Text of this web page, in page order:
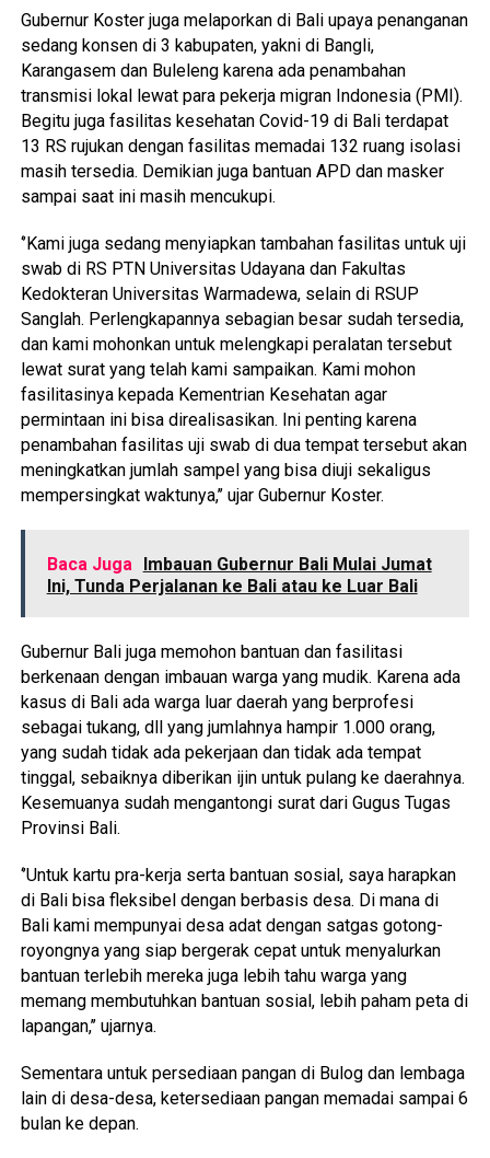
Gubernur Koster juga melaporkan di Bali upaya penanganan
sedang konsen di 3 kabupaten, yakni di Bangli,
Karangasem dan Buleleng karena ada penambahan
transmisi lokal lewat para pekerja migran Indonesia (PMI).
Begitu juga fasilitas kesehatan Covid-19 di Bali terdapat
13 RS rujukan dengan fasilitas memadai 132 ruang isolasi
masih tersedia. Demikian juga bantuan APD dan masker
sampai saat ini masih mencukupi.
‘’Kami juga sedang menyiapkan tambahan fasilitas untuk uji
swab di RS PTN Universitas Udayana dan Fakultas
Kedokteran Universitas Warmadewa, selain di RSUP
Sanglah. Perlengkapannya sebagian besar sudah tersedia,
dan kami mohonkan untuk melengkapi peralatan tersebut
lewat surat yang telah kami sampaikan. Kami mohon
fasilitasinya kepada Kementrian Kesehatan agar
permintaan ini bisa direalisasikan. Ini penting karena
penambahan fasilitas uji swab di dua tempat tersebut akan
meningkatkan jumlah sampel yang bisa diuji sekaligus
mempersingkat waktunya,’’ ujar Gubernur Koster.
Baca Juga Imbauan Gubernur Bali Mulai Jumat
Ini, Tunda Perjalanan ke Bali atau ke Luar Bali
Gubernur Bali juga memohon bantuan dan fasilitasi
berkenaan dengan imbauan warga yang mudik. Karena ada
kasus di Bali ada warga luar daerah yang berprofesi
sebagai tukang, dll yang jumlahnya hampir 1.000 orang,
yang sudah tidak ada pekerjaan dan tidak ada tempat
tinggal, sebaiknya diberikan ijin untuk pulang ke daerahnya.
Kesemuanya sudah mengantongi surat dari Gugus Tugas
Provinsi Bali.
‘’Untuk kartu pra-kerja serta bantuan sosial, saya harapkan
di Bali bisa fleksibel dengan berbasis desa. Di mana di
Bali kami mempunyai desa adat dengan satgas gotong-
royongnya yang siap bergerak cepat untuk menyalurkan
bantuan terlebih mereka juga lebih tahu warga yang
memang membutuhkan bantuan sosial, lebih paham peta di
lapangan,’’ ujarnya.
Sementara untuk persediaan pangan di Bulog dan lembaga
lain di desa-desa, ketersediaan pangan memadai sampai 6
bulan ke depan.